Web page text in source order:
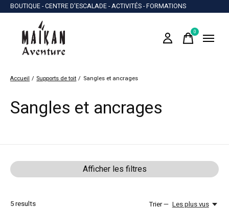
BOUTIQUE - CENTRE D'ESCALADE - ACTIVITÉS - FORMATIONS
0items
Accueil / Supports de toit / Sangles et ancrages
Sangles et ancrages
Afficher les filtres
5results Trier — Les plus vus